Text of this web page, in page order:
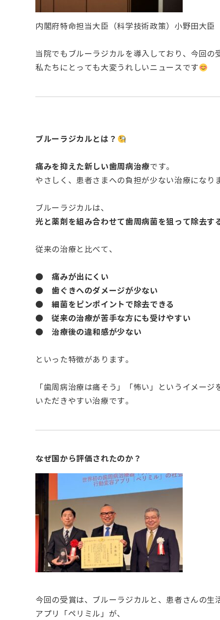
内閣府特命担当大臣（科学技術政策）小野田大臣
当院でもブルーラジカルを導入しており、今回の
私たちにとっても大変うれしいニュースです
ブルーラジカルとは？
痛みを抑えた新しい歯周病治療です。
やさしく、患者さまへの負担が少ない治療になり
ブルーラジカルは、
光と薬剤を組み合わせて歯周病菌を狙って除去す
従来の治療と比べて、
●痛みが出にくい
● 歯ぐきへのダメージが少ない
●細菌をピンポイントで除去できる
●従来の治療が苦手な方にも受けやすい
●治療後の違和感が少ない
といった特徴があります。
「歯周病治療は痛そう」「怖い」というイメージ
いただきやすい治療です。
なぜ国から評価されたのか？
今回の受賞は、ブルーラジカルと、患者さんの生
アプリ「ペリミル」が、